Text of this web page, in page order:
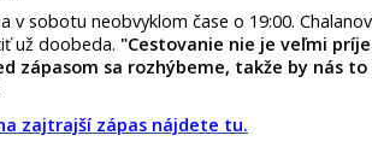
v sobotu neobvyklom čase o 19:00.
už doobeda. "Cestovanie nie je veľmi
zápasom sa rozhýbeme, takže by nás
zajtrajší zápas nájdete tu.